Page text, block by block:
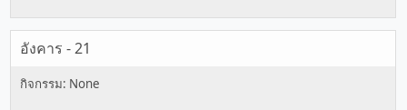
อังคาร - 21